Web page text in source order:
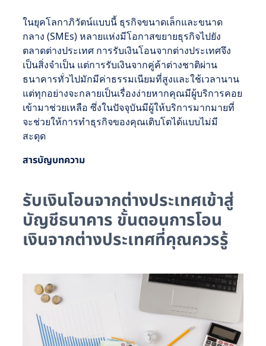
ในยุคโลกาภิวัตน์แบบนี้ ธุรกิจขนาดเล็กและขนาด
กลาง (SMEs) หลายแห่งมีโอกาสขยายธุรกิจไปยัง
ตลาดต่างประเทศ การรับเงินโอนจากต่างประเทศจึง
เป็นสิ่งจำเป็น แต่การรับเงินจากคู่ค้าต่างชาติผ่าน
ธนาคารทั่วไปมักมีค่าธรรมเนียมที่สูงและใช้เวลานาน
แต่ทุกอย่างจะกลายเป็นเรื่องง่ายหากคุณมีผู้บริการคอย
เข้ามาช่วยเหลือ ซึ่งในปัจจุบันมีผู้ให้บริการมากมายที่
จะช่วยให้การทำธุรกิจของคุณเติบโตได้แบบไม่มี
สะดุด
สารบัญบทความ
รับเงินโอนจากต่างประเทศเข้าสู่
บัญชีธนาคาร ขั้นตอนการโอน
เงินจากต่างประเทศที่คุณควรรู้